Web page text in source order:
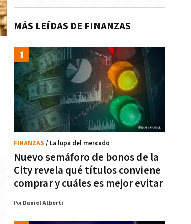
MÁS LEÍDAS DE FINANZAS
Nuevo semáforo de bonos de la
City revela qué títulos conviene
comprar y cuáles es mejor evitar
FINANZAS / La lupa del mercado
Por Daniel Alberti